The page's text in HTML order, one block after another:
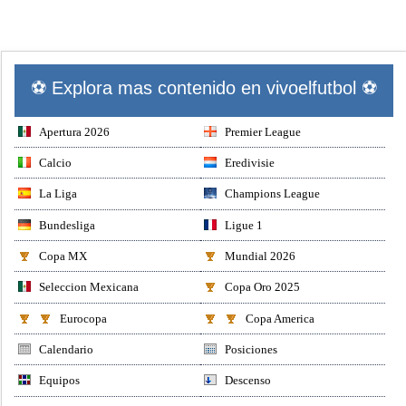
⚽ Explora mas contenido en vivoelfutbol ⚽
Apertura 2026 Premier League
Calcio Eredivisie
La Liga Champions League
Bundesliga Ligue 1
Copa MX Mundial 2026
Seleccion Mexicana Copa Oro 2025
Eurocopa Copa America
Calendario Posiciones
Equipos Descenso